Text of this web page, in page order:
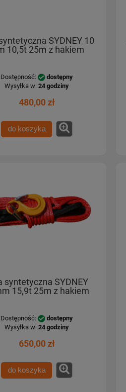
SYDNEY 10
10,5t 25m z hakiem
Dostępność:
dostępny
Wysyłka w: 24 godziny
480,00 zł
do koszyka
syntetyczna SYDNEY
15,9t 25m z hakiem
Dostępność:
dostępny
Wysyłka w: 24 godziny
650,00 zł
do koszyka